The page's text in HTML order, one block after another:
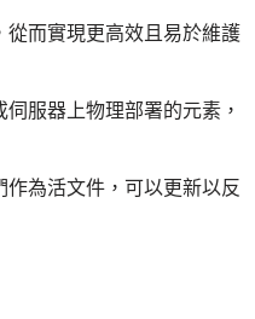
而實現更高效且易於維護
服器上物理部署的元素，
為活文件，可以更新以反